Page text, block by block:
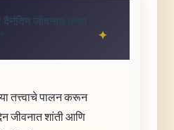
जीवनात कसा
तत्त्वाचे पालन करून
जीवनात शांती आणि